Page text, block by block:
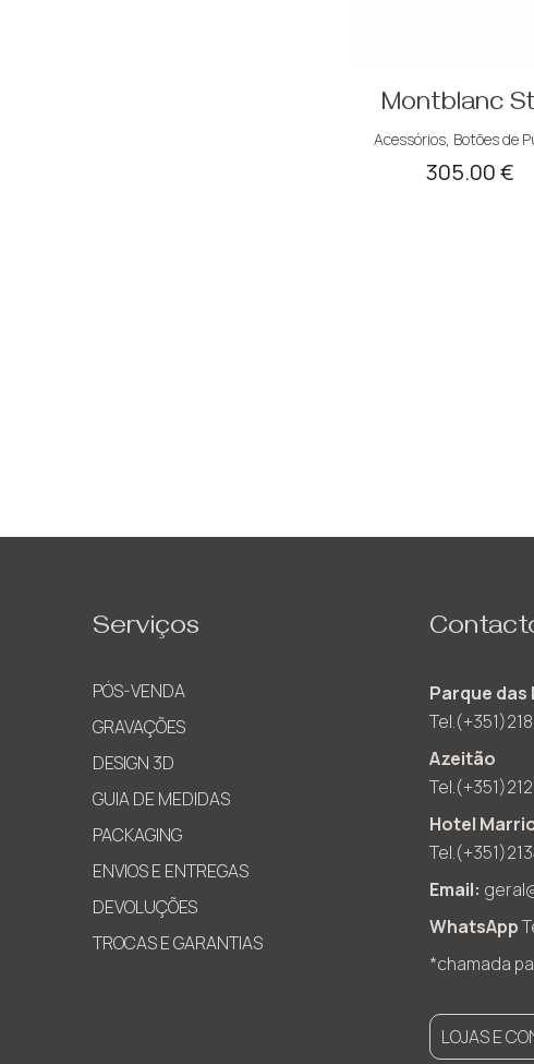
Montblanc
Acessórios, Botões de
305.00€
Serviços
PÓS-VENDA
GRAVAÇÕES
DESIGN 3D
GUIA DE MEDIDAS
PACKAGING
ENVIOS E ENTREGAS
DEVOLUÇÕES
TROCAS E GARANTIAS
Parque das
Azeitão
Hotel
Email:
WhatsApp
*chamada
LOJAS E